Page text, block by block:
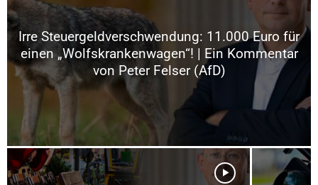
Irre Steuergeldverschwendung: 11.000 Euro für
einen „Wolfskrankenwagen“! | Ein Kommentar
von Peter Felser (AfD)